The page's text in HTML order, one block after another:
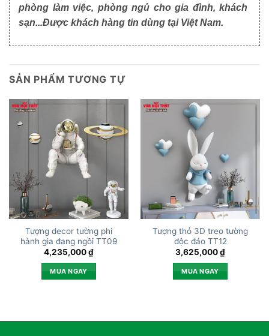
phòng làm việc, phòng ngủ cho gia đình, khách
sạn...Được khách hàng tin dùng tại Việt Nam.
SẢN PHẨM TƯƠNG TỰ
Tượng decor tường phi
hành gia đang ngồi TT09
4,235,000₫
MUA NGAY
Tượng thỏ 3D treo tường
độc đáo TT12
3,625,000₫
MUA NGAY